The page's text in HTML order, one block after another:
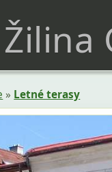
Žilina
» Letné terasy